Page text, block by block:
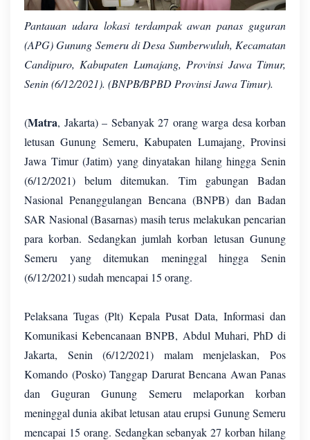
Pantauan udara lokasi terdampak awan panas guguran
(APG) Gunung Semeru di Desa Sumberwuluh, Kecamatan
Candipuro, Kabupaten Lumajang, Provinsi Jawa Timur,
Senin (6/12/2021). (BNPB/BPBD Provinsi Jawa Timur).
(Matra, Jakarta) – Sebanyak 27 orang warga desa korban
letusan Gunung Semeru, Kabupaten Lumajang, Provinsi
Jawa Timur (Jatim) yang dinyatakan hilang hingga Senin
(6/12/2021) belum ditemukan. Tim gabungan Badan
Nasional Penanggulangan Bencana (BNPB) dan Badan
SAR Nasional (Basarnas) masih terus melakukan pencarian
para korban. Sedangkan jumlah korban letusan Gunung
Semeru yang ditemukan meninggal hingga Senin
(6/12/2021) sudah mencapai 15 orang.
Pelaksana Tugas (Plt) Kepala Pusat Data, Informasi dan
Komunikasi Kebencanaan BNPB, Abdul Muhari, PhD di
Jakarta, Senin (6/12/2021) malam menjelaskan, Pos
Komando (Posko) Tanggap Darurat Bencana Awan Panas
dan Guguran Gunung Semeru melaporkan korban
meninggal dunia akibat letusan atau erupsi Gunung Semeru
mencapai 15 orang. Sedangkan sebanyak 27 korban hilang